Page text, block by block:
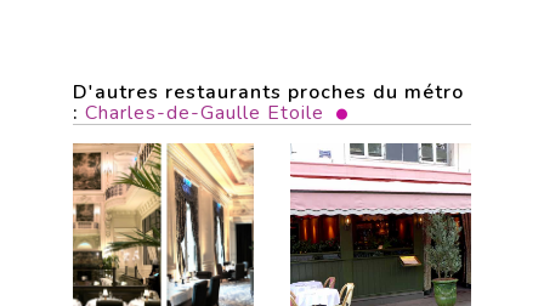
D'autres restaurants proches du métro
: Charles-de-Gaulle Etoile